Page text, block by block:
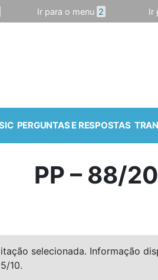
Ir para o menu 2 Ir
PERGUNTAS E RESPOSTAS
PP – 88/
selecionada. Informação
10.